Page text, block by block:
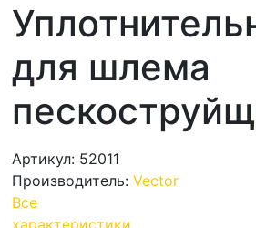
для шлема
Артикул: 52011
Производитель: Vector
Все